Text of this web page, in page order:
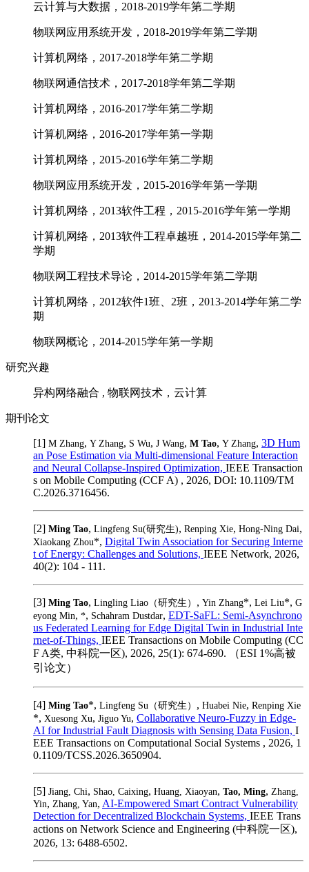
云计算与大数据， 2018-2019学年第二学期
物联网应用系统开发， 2018-2019学年第二学期
计算机网络， 2017-2018学年第二学期
物联网通信技术， 2017-2018学年第二学期
计算机网络， 2016-2017学年第二学期
计算机网络， 2016-2017学年第一学期
计算机网络， 2015-2016学年第二学期
物联网应用系统开发，2015-2016学年第一学期
计算机网络，2013软件工程，2015-2016学年第一学期
计算机网络，2013软件工程卓越班，2014-2015学年第二
学期
物联网工程技术导论，2014-2015学年第二学期
计算机网络，2012软件1班、2班，2013-2014学年第二学
期
物联网概论，2014-2015学年第一学期
研究兴趣
异构网络融合 , 物联网技术，云计算
期刊论文
[1] M Zhang, Y Zhang, S Wu, J Wang, M Tao, Y Zhang, 3D Hum
an Pose Estimation via Multi-dimensional Feature Interaction
and Neural Collapse-Inspired Optimization, IEEE Transaction
s on Mobile Computing (CCF A) , 2026, DOI: 10.1109/TM
C.2026.3716456.
[2] Ming Tao, Lingfeng Su(研究生), Renping Xie, Hong-Ning Dai,
Xiaokang Zhou*, Digital Twin Association for Securing Interne
t of Energy: Challenges and Solutions, IEEE Network, 2026,
40(2): 104 - 111.
[3] Ming Tao, Lingling Liao（研究生） , Yin Zhang*, Lei Liu*, G
eyong Min, *, Schahram Dustdar, EDT-SaFL: Semi-Asynchrono
us Federated Learning for Edge Digital Twin in Industrial Inte
rnet-of-Things, IEEE Transactions on Mobile Computing (CC
F A类, 中科院一区), 2026, 25(1): 674-690. （ESI 1%高被
引论文）
[4] Ming Tao*, Lingfeng Su（研究生） , Huabei Nie, Renping Xie
*, Xuesong Xu, Jiguo Yu, Collaborative Neuro-Fuzzy in Edge-
AI for Industrial Fault Diagnosis with Sensing Data Fusion, I
EEE Transactions on Computational Social Systems , 2026, 1
0.1109/TCSS.2026.3650904.
[5] Jiang, Chi, Shao, Caixing, Huang, Xiaoyan, Tao, Ming, Zhang,
Yin, Zhang, Yan, AI-Empowered Smart Contract Vulnerability
Detection for Decentralized Blockchain Systems, IEEE Trans
actions on Network Science and Engineering (中科院一区),
2026, 13: 6488-6502.